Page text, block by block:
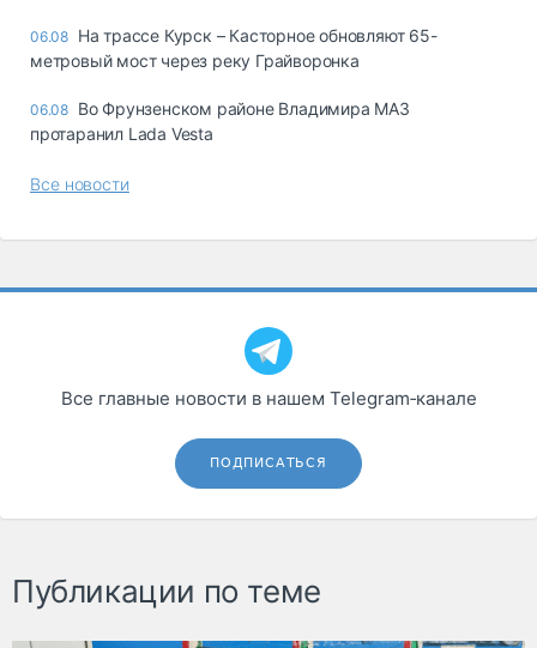
06.08 На трассе Курск – Касторное обновляют 65-
метровый мост через реку Грайворонка
06.08 Во Фрунзенском районе Владимира МАЗ
протаранил Lada Vesta
Все новости
Все главные новости в нашем Telegram‑канале
ПОДПИСАТЬСЯ
Публикации по теме